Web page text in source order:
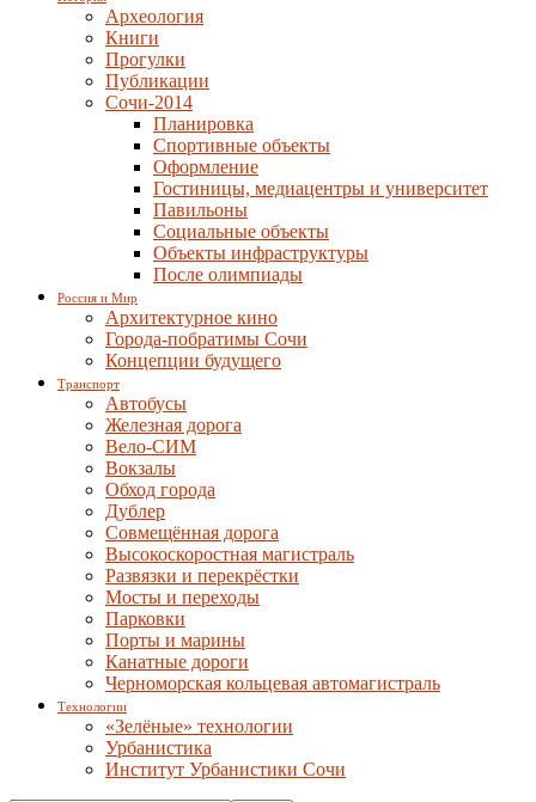
Археология
Книги
Прогулки
Публикации
Сочи-2014
Планировка
Спортивные объекты
Оформление
Гостиницы, медиацентры и университет
Павильоны
Социальные объекты
Объекты инфраструктуры
После олимпиады
Россия и Мир
Архитектурное кино
Города-побратимы Сочи
Концепции будущего
Транспорт
Автобусы
Железная дорога
Вело-СИМ
Вокзалы
Обход города
Дублер
Совмещённая дорога
Высокоскоростная магистраль
Развязки и перекрёстки
Мосты и переходы
Парковки
Порты и марины
Канатные дороги
Черноморская кольцевая автомагистраль
Технологии
«Зелёные» технологии
Урбанистика
Институт Урбанистики Сочи